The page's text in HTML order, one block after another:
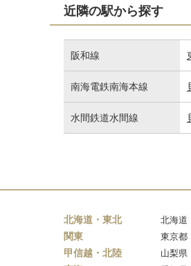
近隣の駅から探す
阪和線
南海電鉄南海本線
水間鉄道水間線
北海道・東北 北海道
関東 東京都
甲信越・北陸 山梨県